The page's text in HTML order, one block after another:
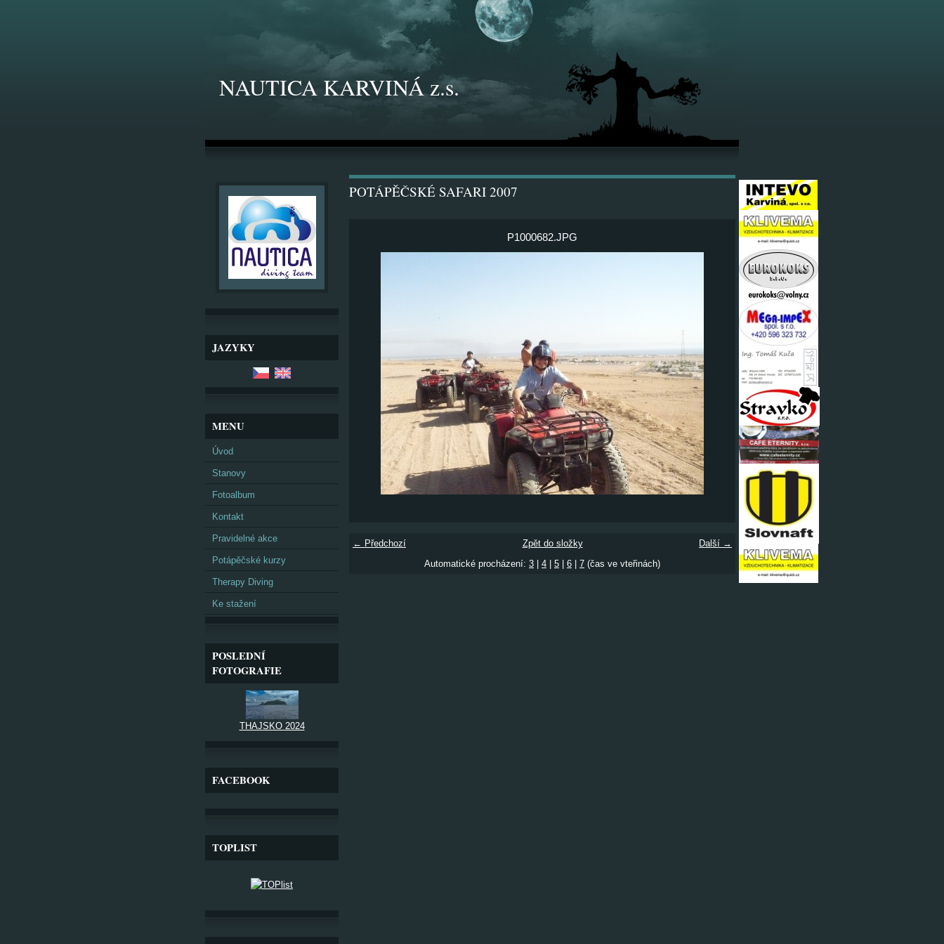
NAUTICA KARVINÁ z.s.
JAZYKY
MENU
Úvod
Stanovy
Fotoalbum
Kontakt
Pravidelné akce
Potápěčské kurzy
Therapy Diving
Ke stažení
POSLEDNÍ
FOTOGRAFIE
THAJSKO 2024
FACEBOOK
TOPLIST
POTÁPĚČSKÉ SAFARI 2007
P1000682.JPG
← Předchozí Další →
Zpět do složky
Automatické procházení: 3 4 5 6 7 (čas ve vteřinách)